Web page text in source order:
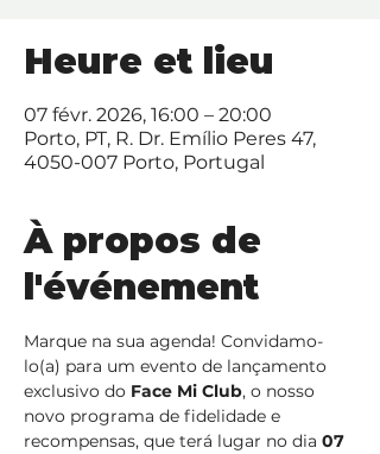
Heure et lieu
07 févr. 2026, 16:00 – 20:00
Porto, PT, R. Dr. Emílio Peres 47,
4050-007 Porto, Portugal
À propos de
l'événement
Marque na sua agenda! Convidamo-
lo(a) para um evento de lançamento
exclusivo do Face Mi Club, o nosso
novo programa de fidelidade e
recompensas, que terá lugar no dia 07